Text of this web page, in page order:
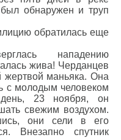
обнаружен и труп
обратилась еще
нападению
жива! Черданцев
жертвой маньяка. Она
с молодым человеком
23 ноября, он
свежим воздухом.
они сели в его
Внезапно спутник